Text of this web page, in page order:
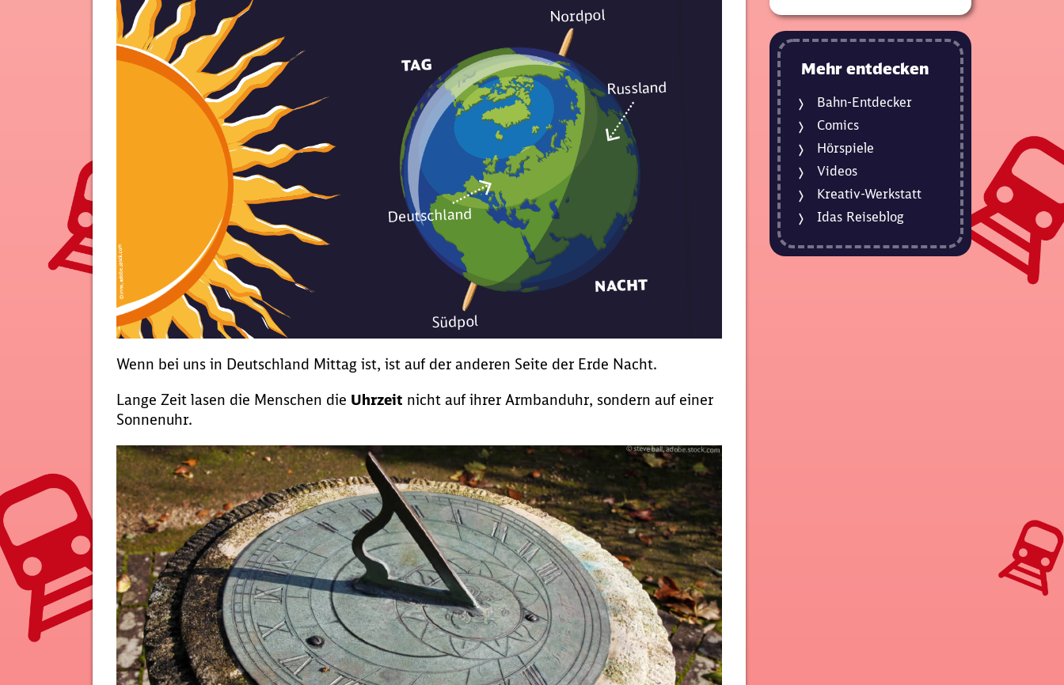
Wenn bei uns in Deutschland Mittag ist, ist auf der anderen Seite der Erde Nacht.
Lange Zeit lasen die Menschen die Uhrzeit nicht auf ihrer Armbanduhr, sondern auf einer
Sonnenuhr.
Mehr entdecken
Bahn-Entdecker
Comics
Hörspiele
Videos
Kreativ-Werkstatt
Idas Reiseblog